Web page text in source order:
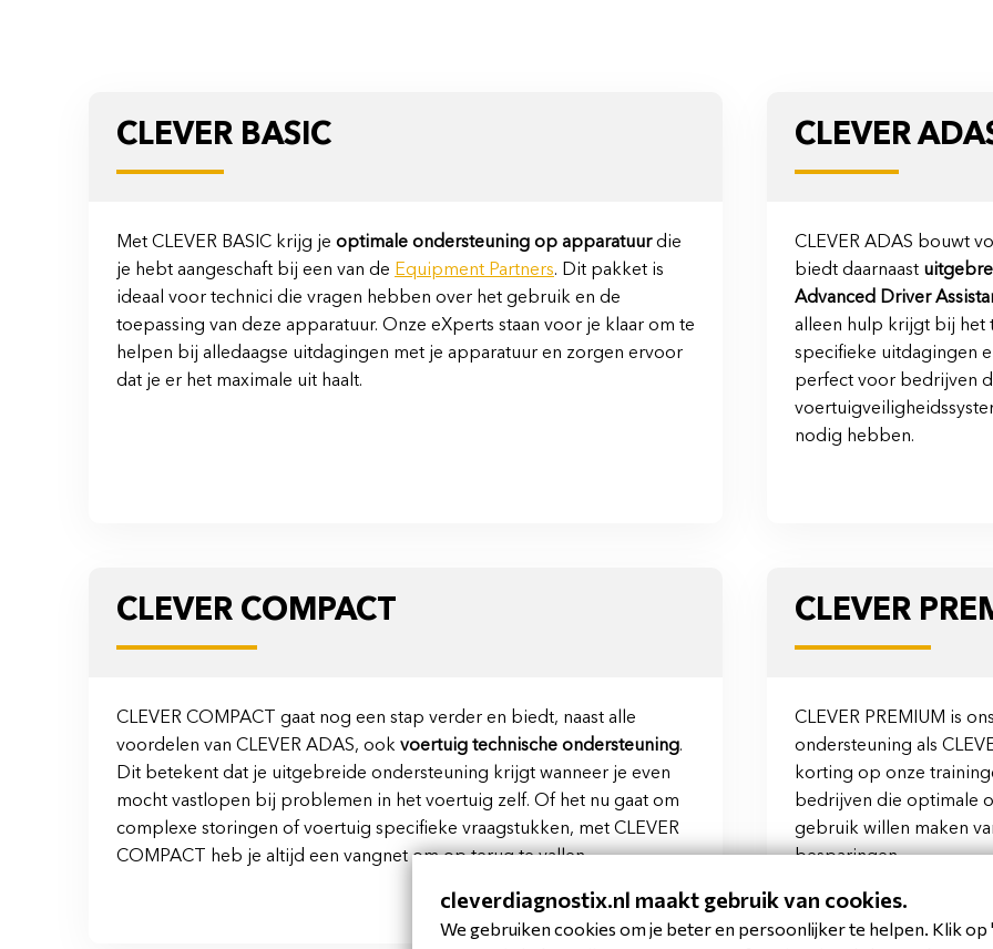
CLEVER BASIC
Met CLEVER BASIC krijg je optimale ondersteuning op apparatuurdie
je hebt aangeschaft bij een van de Equipment Partners. Dit pakket is
ideaal voor technici die vragen hebben over het gebruik en de
toepassing van deze apparatuur. Onze eXperts staan voor je klaar om te
helpen bij alledaagse uitdagingen met je apparatuur en zorgen ervoor
dat je er het maximale uit haalt.
CLEVER
CLEVER ADAS bouwt
biedt daarnaast
Advanced Driver
alleen hulp krijgt bij het
specifieke uitdagingen
perfect voor bedrijven
nodig hebben.
CLEVER COMPACT
CLEVER COMPACT gaat nog een stap verder en biedt, naast alle
voordelen van CLEVER ADAS, ook voertuig technische ondersteuning.
Dit betekent dat je uitgebreide ondersteuning krijgt wanneer je even
mocht vastlopen bij problemen in het voertuig zelf. Of het nu gaat om
complexe storingen of voertuig specifieke vraagstukken, met CLEVER
COMPACT heb je altijd een vangnet om op terug te vallen.
CLEVER
CLEVER PREMIUM is ons
ondersteuning als
korting op onze
bedrijven die optimale
gebruik willen maken
besparingen.
cleverdiagnostix.nl maakt gebruik van cookies.
We gebruiken cookies om je beter en persoonlijker te helpen. Klik op